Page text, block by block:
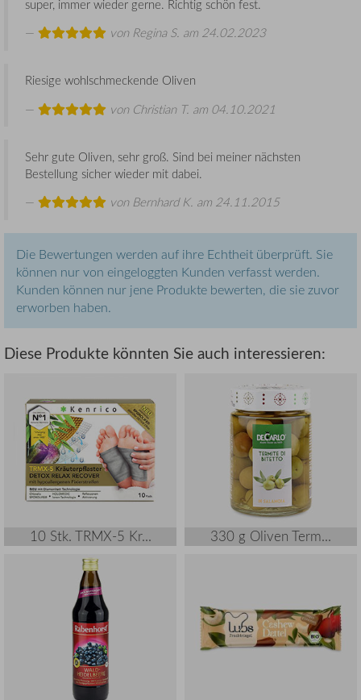
super, immer wieder gerne. Richtig schön fest.
von Regina S. am 24.02.2023
Riesige wohlschmeckende Oliven
von Christian T. am 04.10.2021
Sehr gute Oliven, sehr groß. Sind bei meiner nächsten
Bestellung sicher wieder mit dabei.
von Bernhard K. am 24.11.2015
Die Bewertungen werden auf ihre Echtheit überprüft. Sie
können nur von eingeloggten Kunden verfasst werden.
Kunden können nur jene Produkte bewerten, die sie zuvor
erworben haben.
Diese Produkte könnten Sie auch interessieren:
10 Stk. TRMX-5 Kr... 330 g Oliven Term...